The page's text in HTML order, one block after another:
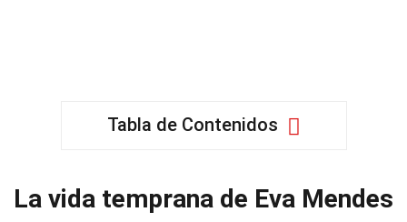
Tabla de Contenidos
La vida temprana de Eva Mendes